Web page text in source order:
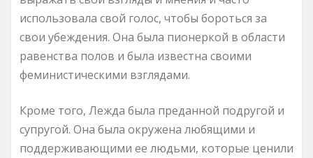
использовала свой голос, чтобы бороться за
свои убеждения. Она была пионеркой в области
равенства полов и была известна своими
феминистическими взглядами.
Кроме того, Лежда была преданной подругой и
супругой. Она была окружена любящими и
поддерживающими ее людьми, которые ценили